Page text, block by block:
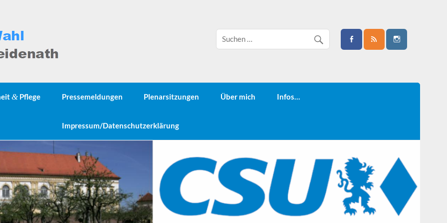
& Pflege Pressemeldungen Plenarsitzungen Über mich Infos…
Impressum/Datenschutzerklärung